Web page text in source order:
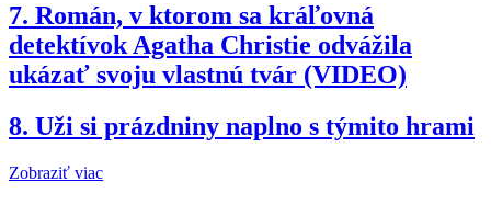
7. Román, v ktorom sa kráľovná
detektívok Agatha Christie odvážila
ukázať svoju vlastnú tvár (VIDEO)
8. Uži si prázdniny naplno s týmito hrami
Zobraziť viac